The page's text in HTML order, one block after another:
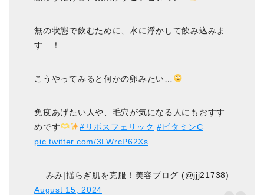
無の状態で飲むために、水に浮かして飲み込みま
す…！
こうやってみると何かの卵みたい…
免疫あげたい人や、毛穴が気になる人にもおすす
めです
#リポスフェリック #ビタミンC
pic.twitter.com/3LWrcP62Xs
— みみ|揺らぎ肌を克服！美容ブログ (@jjj21738)
August 15, 2024